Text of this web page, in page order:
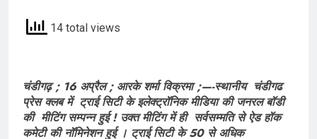
14 total views
चंडीगढ़ ; 16 अप्रैल ; आरके शर्मा विक्रमा ;—-स्थानीय चंडीगढ
प्रेस क्लब में ट्राई सिटी के इलेक्ट्रॉनिक मीडिया की जनरल बॉडी
की मीटिंग सम्पन्न हुई ! उक्त मीटिंग में ही सर्वसम्मति से ऐड हॉक
कमेटी की नॉमिनेशन हुई । ट्राई सिटी के 50 से अधिक